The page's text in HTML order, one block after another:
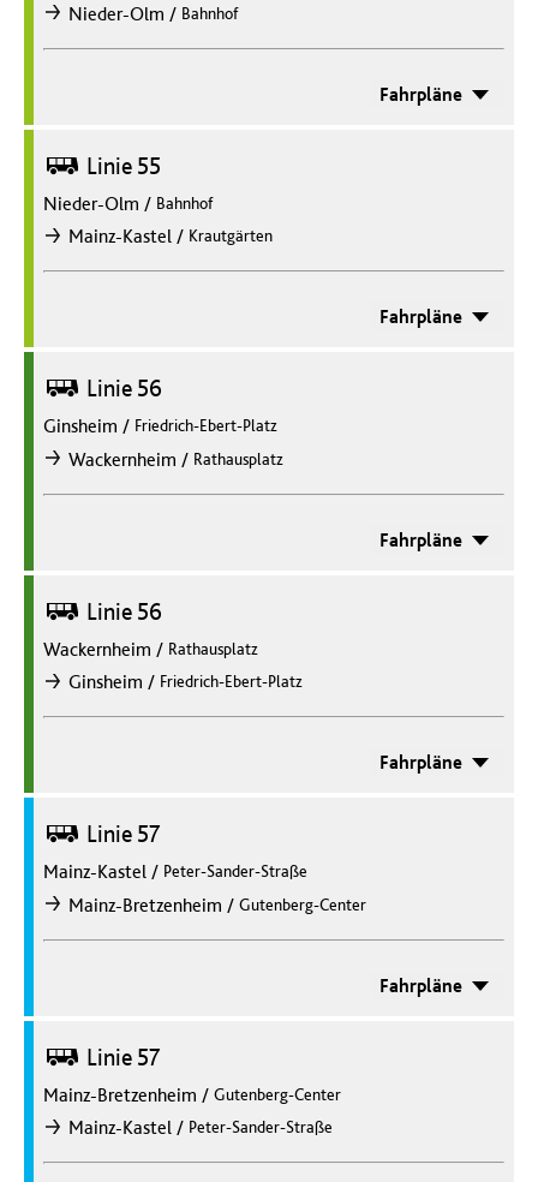
nachNieder-Olm / Bahnhof
Fahrpläne
Bus Linie 55
Nieder-Olm / Bahnhof
nachMainz-Kastel / Krautgärten
Fahrpläne
Bus Linie 56
Ginsheim / Friedrich-Ebert-Platz
nachWackernheim / Rathausplatz
Fahrpläne
Bus Linie 56
Wackernheim / Rathausplatz
nachGinsheim / Friedrich-Ebert-Platz
Fahrpläne
Bus Linie 57
Mainz-Kastel / Peter-Sander-Straße
nachMainz-Bretzenheim / Gutenberg-Center
Fahrpläne
Bus Linie 57
Mainz-Bretzenheim / Gutenberg-Center
nachMainz-Kastel / Peter-Sander-Straße